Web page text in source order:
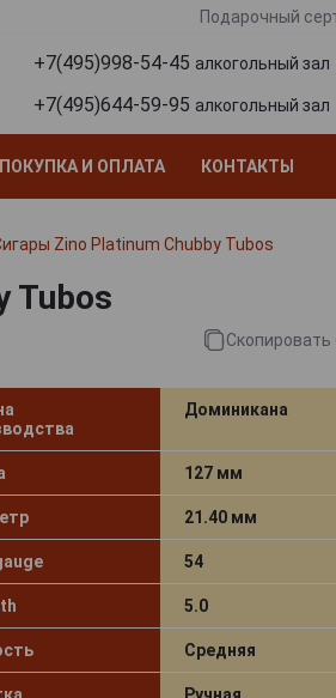
Подарочный
+7(495)998-54-45 алкогольный зал
+7(495)644-59-95 алкогольный зал
ПОКУПКА И ОПЛАТА КОНТАКТЫ
Zino Platinum Chubby Tubos
Tubos
Скопировать
Доминикана
127 мм
21.40 мм
54
5.0
Средняя
Ручная